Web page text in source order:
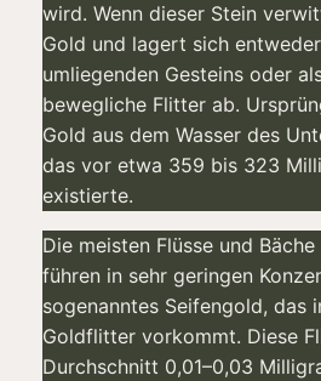
wird. Wenn dieser Stein
Gold und lagert sich
umliegenden Gesteins oder
bewegliche Flitter ab.
Gold aus dem Wasser des
das vor etwa 359 bis 323
existierte.
Die meisten Flüsse und
führen in sehr geringen
sogenanntes Seifengold, das
Goldflitter vorkommt. Diese
Durchschnitt 0,01–0,03